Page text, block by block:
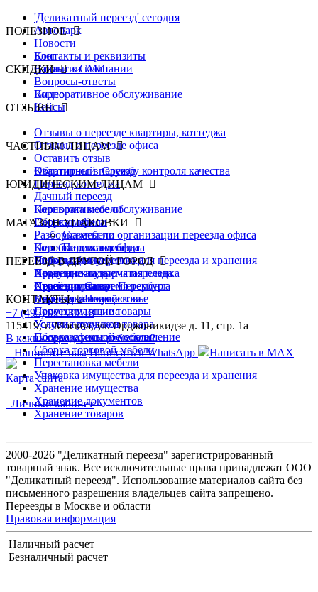
'Деликатный переезд' сегодня
Автопарк
Новости
Контакты и реквизиты
Вакансии компании
ПОЛЕЗНОЕ
Блог
Статьи в СМИ
Вопросы-ответы
Видео
Кейсы
СКИДКИ
Корпоративное обслуживание
ОТЗЫВЫ
Отзывы о переезде квартиры, коттеджа
Отзывы о переезде офиса
Оставить отзыв
Обратиться в Службу контроля качества
ЧАСТНЫМ ЛИЦАМ
Квартирный переезд
Переезд коттеджа
Дачный переезд
Перевозка мебели
Сборка мебели
Разборка мебели
Перестановка мебели
Упаковка имущества для переезда и хранения
Хранение на время переезда
Хранение на время ремонта
Перевозка вещей
ЮРИДИЧЕСКИМ ЛИЦАМ
Корпоративное обслуживание
Переезд офиса +
Советы по организации переезда офиса
Перевозка офиса
Переезд банка
Переезд склада
Переезд архива
Перевозка имущества
Переезд магазина
Услуги грузчиков
Сборка офисной мебели
Сборка торговой мебели
Перестановка мебели
Упаковка имущества для переезда и хранения
Хранение имущества
Хранение документов
Хранение товаров
МАГАЗИН УПАКОВКИ
Коробки для переезда
Наборы для перевозки
Воздушно-пузырчатая пленка
Стрейч-пленка
Клейкая лента
Сопутствующие товары
Условия продажи товара
Пользовательское соглашение
ПЕРЕЕЗД В ДРУГОЙ ГОРОД
Переезд в Санкт-Петербург
Переезд в Подмосковье
КОНТАКТЫ
+7 (495) 921-30-18
115419, г. Москва, ул. Орджоникидзе д. 11, стр. 1а
В каких городах мы работаем?
Напишите нам Написать в WhatsApp Написать в MAX
Карта сайта
Личный кабинет
2000-2026 "Деликатный переезд" зарегистрированный
товарный знак. Все исключительные права принадлежат ООО
"Деликатный переезд". Использование материалов сайта без
письменного разрешения владельцев сайта запрещено.
Переезды в Москве и области
Правовая информация
Наличный расчет
Безналичный расчет